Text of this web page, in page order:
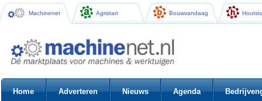
Machinenet Agristart Bouwvandaag
Home Adverteren Nieuws Agenda